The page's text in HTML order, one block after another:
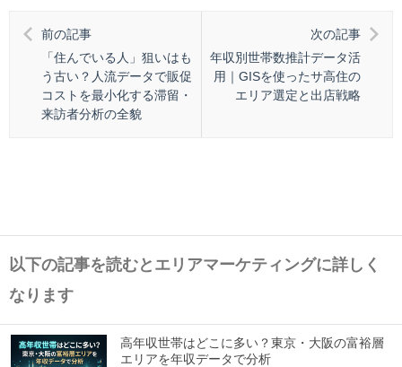
前の記事
「住んでいる人」狙いはも
う古い？人流データで販促
コストを最小化する滞留・
来訪者分析の全貌
次の記事
年収別世帯数推計データ活
用｜GISを使ったサ高住の
エリア選定と出店戦略
以下の記事を読むとエリアマーケティングに詳しく
なります
高年収世帯はどこに多い？東京・大阪の富裕層
エリアを年収データで分析